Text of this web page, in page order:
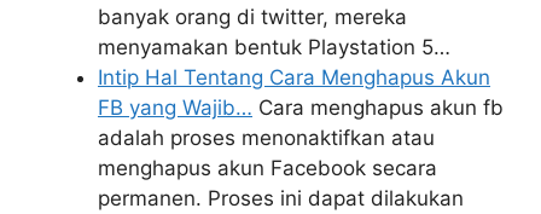
banyak orang di twitter, mereka
menyamakan bentuk Playstation 5…
Intip Hal Tentang Cara Menghapus Akun
FB yang Wajib… Cara menghapus akun fb
adalah proses menonaktifkan atau
menghapus akun Facebook secara
permanen. Proses ini dapat dilakukan